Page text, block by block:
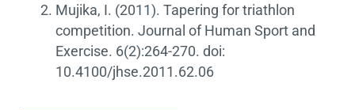
Mujika, I. (2011). Tapering for triathlon
competition. Journal of Human Sport and
Exercise. 6(2):264-270. doi:
10.4100/jhse.2011.62.06